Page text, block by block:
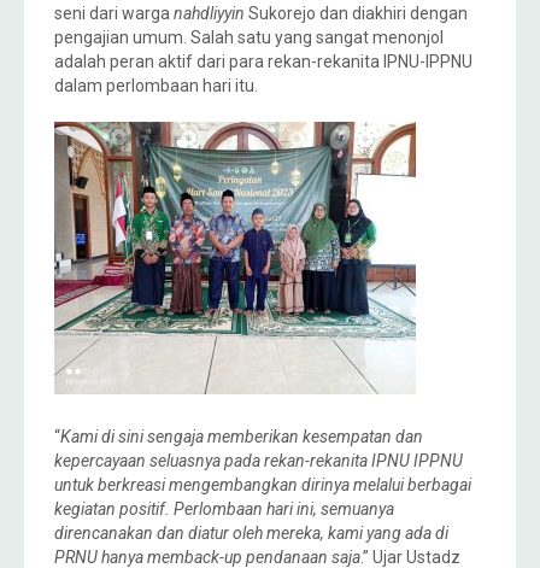
seni dari warga nahdliyyin Sukorejo dan diakhiri dengan
pengajian umum. Salah satu yang sangat menonjol
adalah peran aktif dari para rekan-rekanita IPNU-IPPNU
dalam perlombaan hari itu.
“Kami di sini sengaja memberikan kesempatan dan
kepercayaan seluasnya pada rekan-rekanita IPNU IPPNU
untuk berkreasi mengembangkan dirinya melalui berbagai
kegiatan positif. Perlombaan hari ini, semuanya
direncanakan dan diatur oleh mereka, kami yang ada di
PRNU hanya memback-up pendanaan saja.” Ujar Ustadz